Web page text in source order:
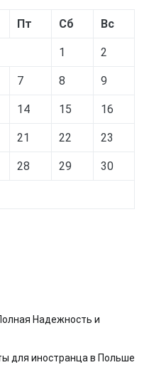
Пт Сб Вс
1 2
7 8 9
14 15 16
21 22 23
28 29 30
Надежность и
для иностранца в Польше